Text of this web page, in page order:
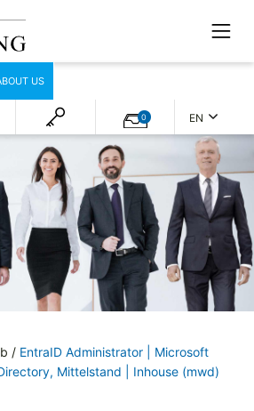
US
0 EN
/ EntraID Administrator | Microsoft
Mittelstand | Inhouse (mwd)